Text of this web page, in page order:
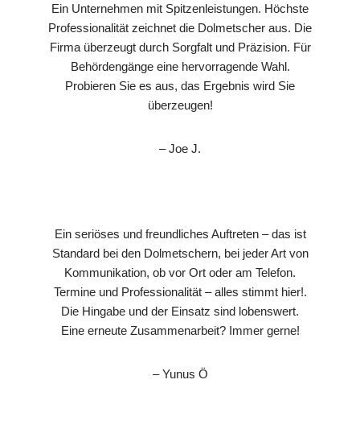
Ein Unternehmen mit Spitzenleistungen. Höchste
Professionalität zeichnet die Dolmetscher aus. Die
Firma überzeugt durch Sorgfalt und Präzision. Für
Behördengänge eine hervorragende Wahl.
Probieren Sie es aus, das Ergebnis wird Sie
überzeugen!
– Joe J.
Ein seriöses und freundliches Auftreten – das ist
Standard bei den Dolmetschern, bei jeder Art von
Kommunikation, ob vor Ort oder am Telefon.
Termine und Professionalität – alles stimmt hier!.
Die Hingabe und der Einsatz sind lobenswert.
Eine erneute Zusammenarbeit? Immer gerne!
– Yunus Ö